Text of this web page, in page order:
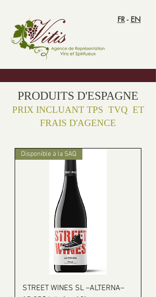
FR- EN
PRODUITS D'ESPAGNE
PRIX INCLUANT TPS TVQ ET
FRAIS D'AGENCE
Disponible à la SAQ
STREET WINES SL –ALTERNA–